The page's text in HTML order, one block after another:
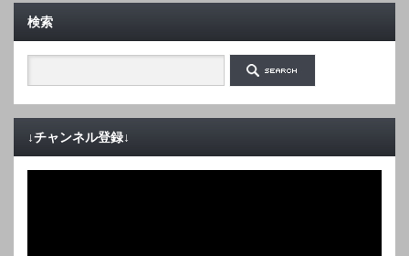
検索
↓チャンネル登録↓